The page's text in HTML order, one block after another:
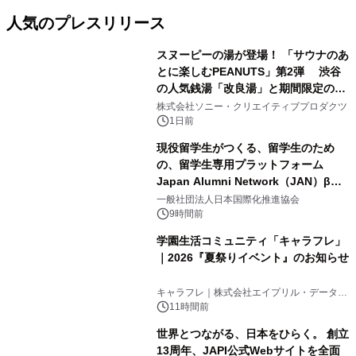
人気のプレスリリース
スヌーピーの湯が登場！ 「サウナのあ
とに楽しむPEANUTS」第2弾 渋谷
の人気銭湯「改良湯」と期間限定のコ
ラボレーション サウナイキタイコラ
ボグッズも発売決定！
株式会社ソニー・クリエイティブプロダクツ
1日前
現役留学生がつくる、留学生のため
の、留学生専用プラットフォーム
Japan Alumni Network（JAN）β版
をリリース
一般社団法人日本国際化推進協会
9時間前
学園生活コミュニティ「キャラフレ」
｜2026『夏祭りイベント』のお知らせ
キャラフレ｜株式会社エイプリル・データ・
デザインズ
11時間前
世界とつながる、日本をひらく。 創立
13周年、JAPI公式Webサイトを全面